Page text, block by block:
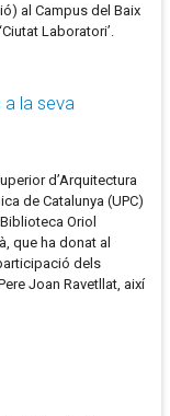
al Campus del Baix
Laboratori’.
la seva
d’Arquitectura
de Catalunya (UPC)
Oriol
que ha donat al
dels
Joan Ravetllat, així